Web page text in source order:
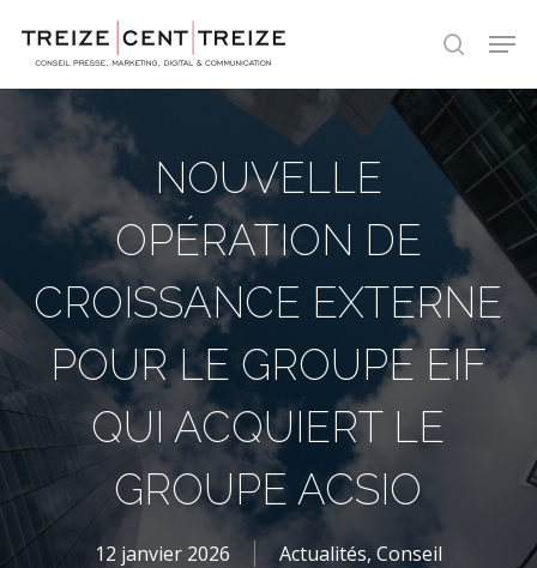
search
NOUVELLE
OPÉRATION DE
CROISSANCE EXTERNE
POUR LE GROUPE EIF
QUI ACQUIERT LE
GROUPE ACSIO
12 janvier 2026 Actualités, Conseil